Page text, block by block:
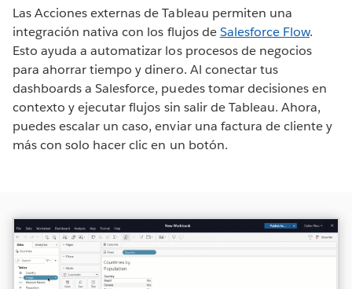
Las Acciones externas de Tableau permiten una
integración nativa con los flujos deSalesforce Flow.
Esto ayuda a automatizar los procesos de negocios
para ahorrar tiempo y dinero. Al conectar tus
dashboards a Salesforce, puedes tomar decisiones en
contexto y ejecutar flujos sin salir de Tableau. Ahora,
puedes escalar un caso, enviar una factura de cliente y
más con solo hacer clic en un botón.